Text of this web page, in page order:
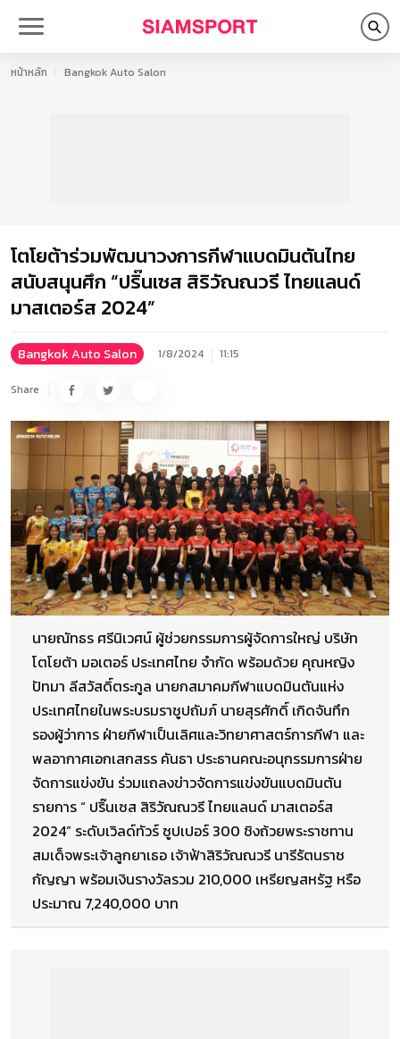
หน้าหลัก Bangkok Auto Salon
โตโยต้าร่วมพัฒนาวงการกีฬาแบดมินตันไทย
สนับสนุนศึก “ปริ๊นเซส สิริวัณณวรี ไทยแลนด์
มาสเตอร์ส 2024”
Bangkok Auto Salon 1/8/2024 11:15
Share
นายณัทธร ศรีนิเวศน์ ผู้ช่วยกรรมการผู้จัดการใหญ่ บริษัท
โตโยต้า มอเตอร์ ประเทศไทย จำกัด พร้อมด้วย คุณหญิง
ปัทมา ลีสวัสดิ์ตระกูล นายกสมาคมกีฬาแบดมินตันแห่ง
ประเทศไทยในพระบรมราชูปถัมภ์ นายสุรศักดิ์ เกิดจันทึก
รองผู้ว่าการ ฝ่ายกีฬาเป็นเลิศและวิทยาศาสตร์การกีฬา และ
พลอากาศเอกเสกสรร คันธา ประธานคณะอนุกรรมการฝ่าย
จัดการแข่งขัน ร่วมแถลงข่าวจัดการแข่งขันแบดมินตัน
รายการ “ ปริ๊นเซส สิริวัณณวรี ไทยแลนด์ มาสเตอร์ส
2024” ระดับเวิลด์ทัวร์ ซูปเปอร์ 300 ชิงถ้วยพระราชทาน
สมเด็จพระเจ้าลูกยาเธอ เจ้าฟ้าสิริวัณณวรี นารีรัตนราช
กัญญา พร้อมเงินรางวัลรวม 210,000 เหรียญสหรัฐ หรือ
ประมาณ 7,240,000 บาท